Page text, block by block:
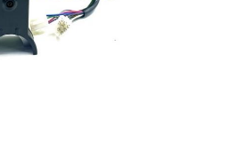
,カナダ,南米,アフリカ,中東